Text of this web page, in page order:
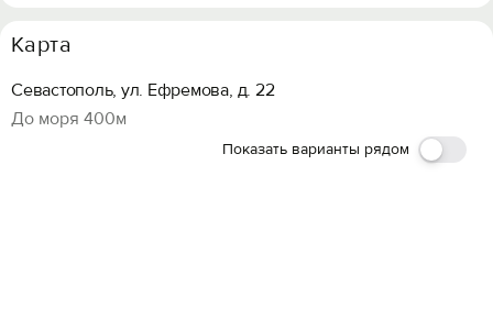
Карта
Севастополь, ул. Ефремова, д. 22
До моря 400м
Показать варианты рядом